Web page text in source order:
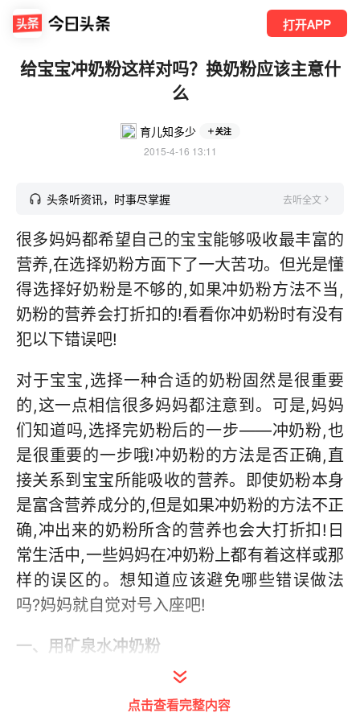
打开APP
给宝宝冲奶粉这样对吗？换奶粉应该主意什
么
育儿知多少 关注
2015-4-16 13:11
头条听资讯，时事尽掌握 去听全文
很多妈妈都希望自己的宝宝能够吸收最丰富的
营养,在选择奶粉方面下了一大苦功。但光是懂
得选择好奶粉是不够的,如果冲奶粉方法不当,
奶粉的营养会打折扣的!看看你冲奶粉时有没有
犯以下错误吧!
对于宝宝,选择一种合适的奶粉固然是很重要
的,这一点相信很多妈妈都注意到。可是,妈妈
们知道吗,选择完奶粉后的一步——冲奶粉,也
是很重要的一步哦!冲奶粉的方法是否正确,直
接关系到宝宝所能吸收的营养。即使奶粉本身
是富含营养成分的,但是如果冲奶粉的方法不正
确,冲出来的奶粉所含的营养也会大打折扣!日
常生活中,一些妈妈在冲奶粉上都有着这样或那
样的误区的。想知道应该避免哪些错误做法
吗?妈妈就自觉对号入座吧!
一、用矿泉水冲奶粉
回想一下自己给宝宝冲奶粉,一般是选用什么样
的水呢?是矿泉水,还是煮沸后的自来水,还是纯
点击查看完整内容